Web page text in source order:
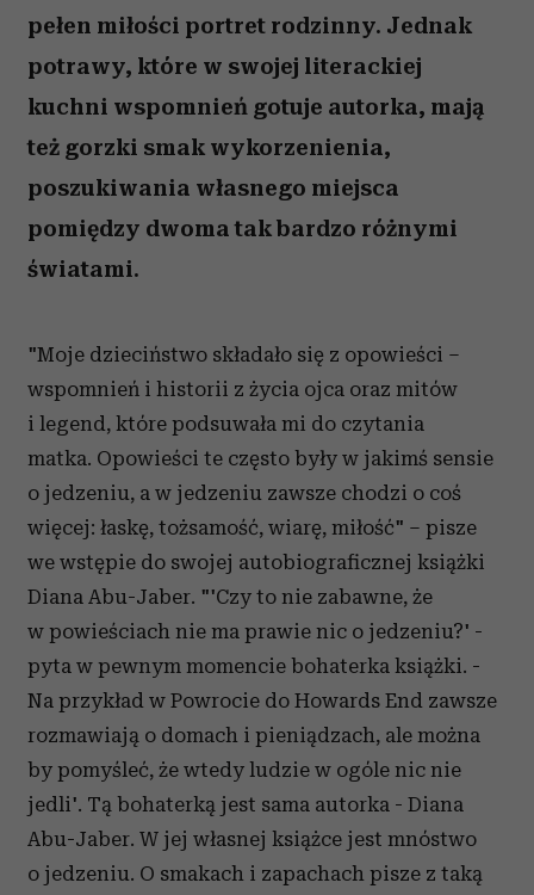
pełen miłości portret rodzinny. Jednak
potrawy, które w swojej literackiej
kuchni wspomnień gotuje autorka, mają
też gorzki smak wykorzenienia,
poszukiwania własnego miejsca
pomiędzy dwoma tak bardzo różnymi
światami.
"Moje dzieciństwo składało się z opowieści –
wspomnień i historii z życia ojca oraz mitów
i legend, które podsuwała mi do czytania
matka. Opowieści te często były w jakimś sensie
o jedzeniu, a w jedzeniu zawsze chodzi o coś
więcej: łaskę, tożsamość, wiarę, miłość" – pisze
we wstępie do swojej autobiograficznej książki
Diana Abu-Jaber. "'Czy to nie zabawne, że
w powieściach nie ma prawie nic o jedzeniu?' -
pyta w pewnym momencie bohaterka książki. -
Na przykład w Powrocie do Howards End zawsze
rozmawiają o domach i pieniądzach, ale można
by pomyśleć, że wtedy ludzie w ogóle nic nie
jedli'. Tą bohaterką jest sama autorka - Diana
Abu-Jaber. W jej własnej książce jest mnóstwo
o jedzeniu. O smakach i zapachach pisze z taką